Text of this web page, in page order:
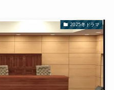
2025冬ドラマ